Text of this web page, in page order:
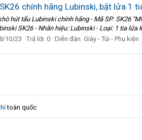
chính hãng Lubinski, bật lửa 1
hút tẩu Lubinski chính hãng - Mã SP: SK26
SK26 - Nhãn hiệu: Lubinski - Loại: 1 tia lửa
10/23 Trả lời: 0 Diễn đàn: Giày - Túi - Phụ kiện
toàn quốc